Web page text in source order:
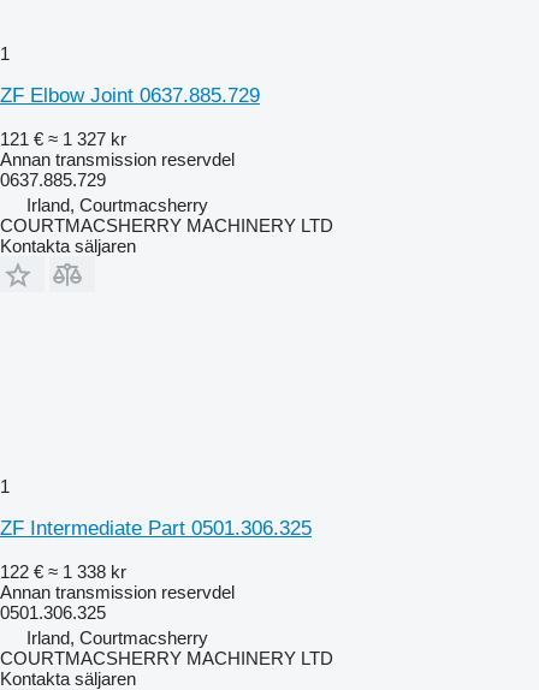
1
ZF Elbow Joint 0637.885.729
121 € ≈ 1 327 kr
Annan transmission reservdel
0637.885.729
Irland, Courtmacsherry
COURTMACSHERRY MACHINERY LTD
Kontakta säljaren
1
ZF Intermediate Part 0501.306.325
122 € ≈ 1 338 kr
Annan transmission reservdel
0501.306.325
Irland, Courtmacsherry
COURTMACSHERRY MACHINERY LTD
Kontakta säljaren